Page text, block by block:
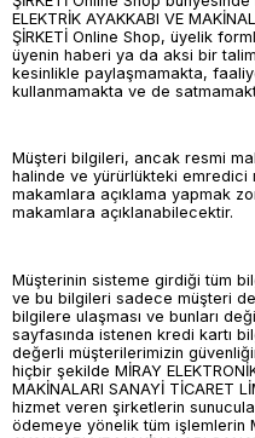
ELEKTRİK AYAKKABI VE
ŞİRKETİ Online Shop, üyelik
üyenin haberi ya da aksi bir
kesinlikle paylaşmamakta,
kullanmamakta ve de
Müşteri bilgileri, ancak resmi
halinde ve yürürlükteki
makamlara açıklama yapmak
makamlara açıklanabilecektir.
Müşterinin sisteme girdiği tüm
ve bu bilgileri sadece müşteri
bilgilere ulaşması ve bunları
sayfasında istenen kredi kartı
değerli müşterilerimizin
hiçbir şekilde MİRAY
MAKİNALARI SANAYİ TİCARET
hizmet veren şirketlerin
ödemeye yönelik tüm işlemlerin